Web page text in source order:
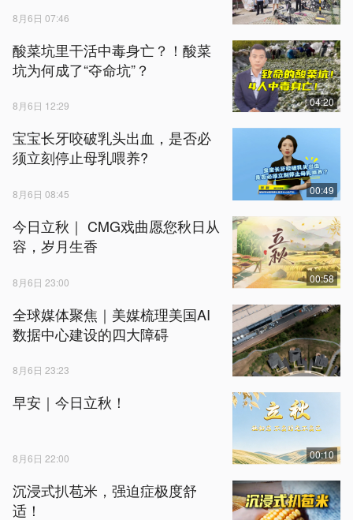
8月6日 07:46
酸菜坑里干活中毒身亡？！酸菜
坑为何成了“夺命坑”？
8月6日 12:29 04:20
宝宝长牙咬破乳头出血，是否必
须立刻停止母乳喂养?
8月6日 08:45 00:49
今日立秋｜ CMG戏曲愿您秋日从
容，岁月生香
8月6日 23:00 00:58
全球媒体聚焦｜美媒梳理美国AI
数据中心建设的四大障碍
8月6日 23:23
早安｜今日立秋！
8月6日 22:00 00:10
沉浸式扒苞米，强迫症极度舒
适！